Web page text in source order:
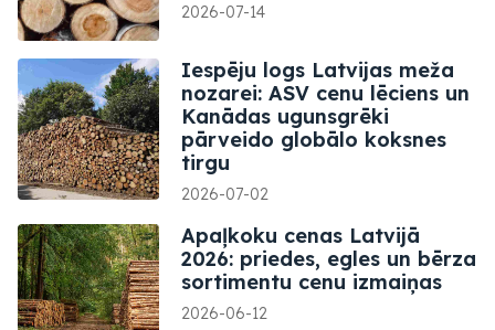
2026-07-14
Iespēju logs Latvijas meža
nozarei: ASV cenu lēciens un
Kanādas ugunsgrēki
pārveido globālo koksnes
tirgu
2026-07-02
Apaļkoku cenas Latvijā
2026: priedes, egles un bērza
sortimentu cenu izmaiņas
2026-06-12